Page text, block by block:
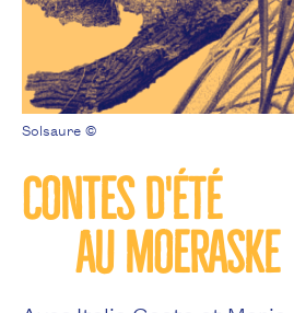
Contes d'été
au Moeraske
Solsaure ©